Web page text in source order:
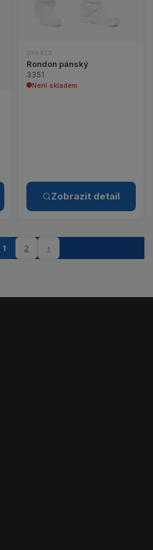
Z98412
Rondon pánský
3351
Není skladem
Zobrazit detail
1 2 ›